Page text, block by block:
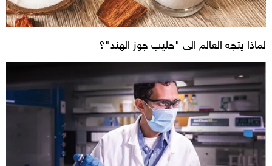
لماذا يتجه العالم الى "حليب جوز الهند"؟